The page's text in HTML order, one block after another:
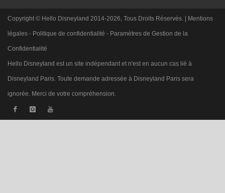
Copyright © Hello Disneyland 2014-2026, Tous Droits Réservés. | Mentions
légales - Politique de confidentialité - Paramètres de Gestion de la
Confidentialité
Hello Disneyland est un site indépendant et n'est en aucun cas lié à
Disneyland Paris. Toute demande adressée à Disneyland Paris sera
ignorée. Merci de votre compréhension.